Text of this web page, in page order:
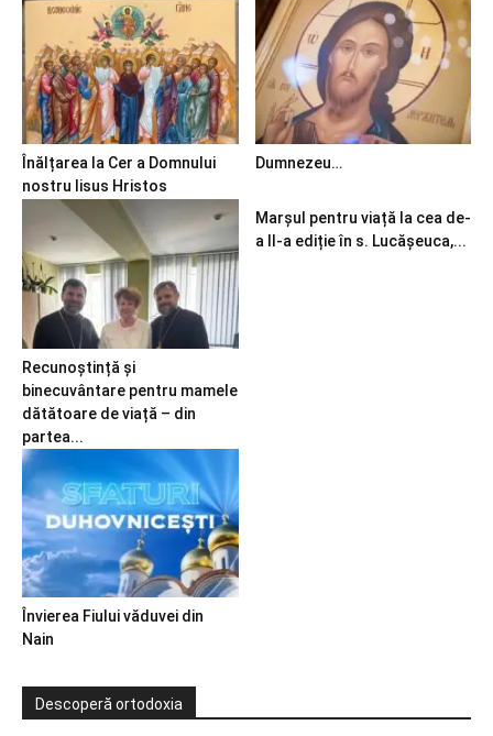
Înălțarea la Cer a Domnului
nostru Iisus Hristos
Dumnezeu…
Recunoștință și
binecuvântare pentru mamele
dătătoare de viață – din
partea...
Marșul pentru viață la cea de-
a II-a ediție în s. Lucășeuca,...
Învierea Fiului văduvei din
Nain
Descoperă ortodoxia